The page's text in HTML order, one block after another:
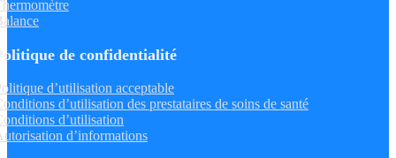
de confidentialité
d’utilisation acceptable
d’utilisation des prestataires de soins de santé
d’utilisation
d’informations